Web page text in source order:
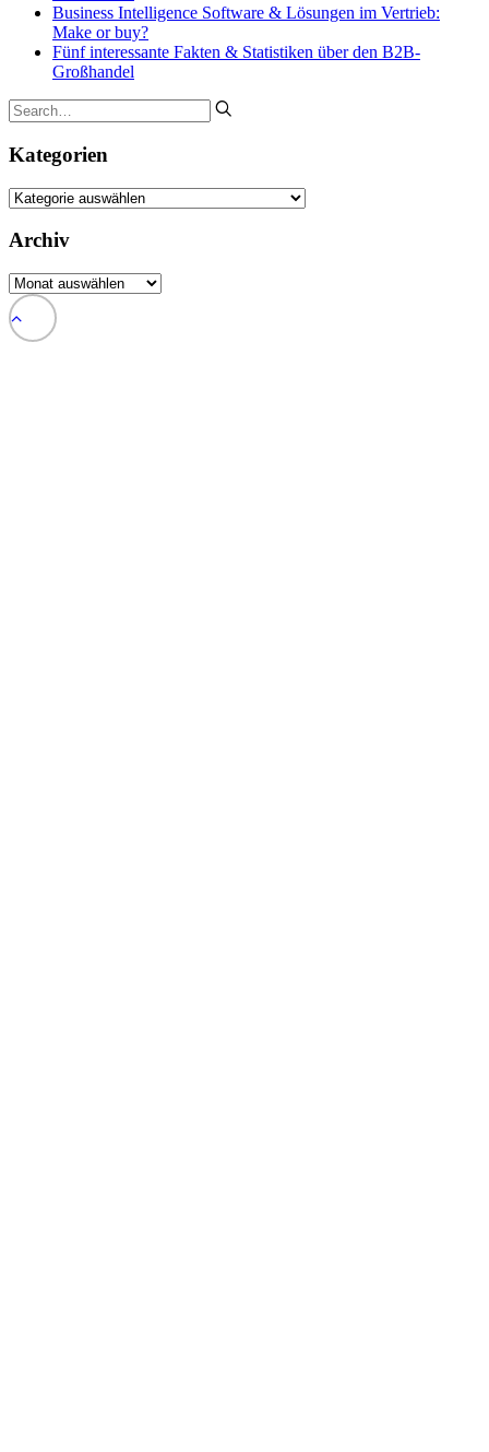
Business Intelligence Software & Lösungen im Vertrieb:
Make or buy?
Fünf interessante Fakten & Statistiken über den B2B-
Großhandel
Kategorien
Kategorien
Archiv
Archiv